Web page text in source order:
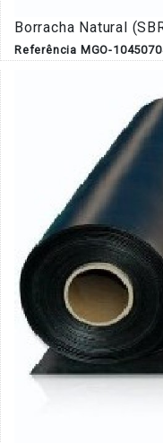
Borracha Natural
Referência MGO-